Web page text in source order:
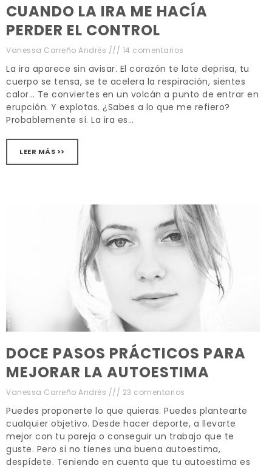
CUANDO LA IRA ME HACÍA
PERDER EL CONTROL
Vanessa Carreño Andrés 14 comentarios
La ira aparece sin avisar. El corazón te late deprisa, tu
cuerpo se tensa, se te acelera la respiración, sientes
calor… Te conviertes en un volcán a punto de entrar en
erupción. Y explotas. ¿Sabes a lo que me refiero?
Probablemente sí. La ira es…
LEER MÁS >>
DOCE PASOS PRÁCTICOS PARA
MEJORAR LA AUTOESTIMA
Vanessa Carreño Andrés 23 comentarios
Puedes proponerte lo que quieras. Puedes plantearte
cualquier objetivo. Desde hacer deporte, a llevarte
mejor con tu pareja o conseguir un trabajo que te
guste. Pero si no tienes una buena autoestima,
despídete. Teniendo en cuenta que tu autoestima es